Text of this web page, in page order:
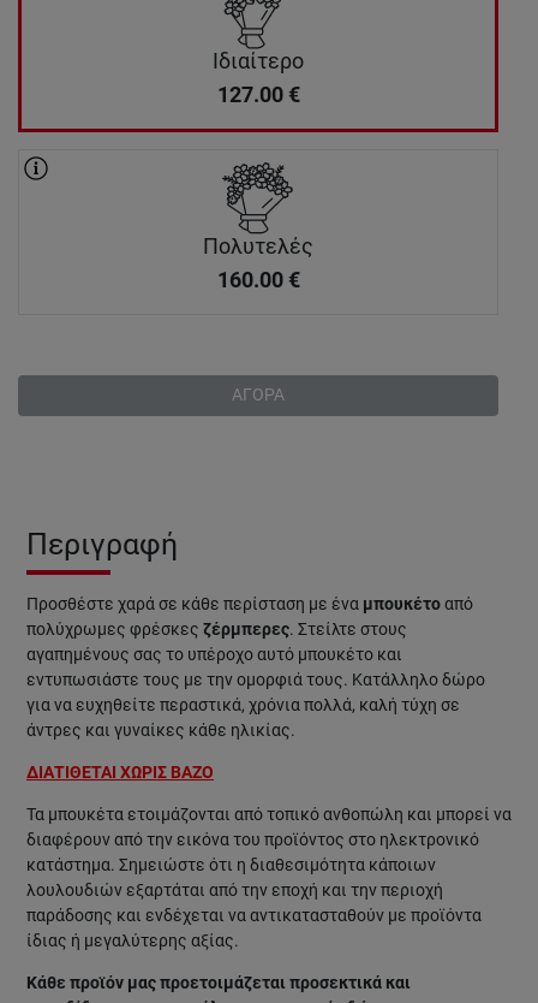
Ιδιαίτερο
127.00 €
Πολυτελές
160.00 €
ΑΓΟΡΑ
Περιγραφή
Προσθέστε χαρά σε κάθε περίσταση με ένα μπουκέτοαπό
πολύχρωμες φρέσκες ζέρμπερες. Στείλτε στους
αγαπημένους σας το υπέροχο αυτό μπουκέτο και
εντυπωσιάστε τους με την ομορφιά τους. Κατάλληλο δώρο
για να ευχηθείτε περαστικά, χρόνια πολλά, καλή τύχη σε
άντρες και γυναίκες κάθε ηλικίας.
ΔΙΑΤΙΘΕΤΑΙ ΧΩΡΙΣ ΒΑΖΟ
Τα μπουκέτα ετοιμάζονται από τοπικό ανθοπώλη και μπορεί να
διαφέρουν από την εικόνα του προϊόντος στο ηλεκτρονικό
κατάστημα. Σημειώστε ότι η διαθεσιμότητα κάποιων
λουλουδιών εξαρτάται από την εποχή και την περιοχή
παράδοσης και ενδέχεται να αντικατασταθούν με προϊόντα
ίδιας ή μεγαλύτερης αξίας.
Κάθε προϊόν μας προετοιμάζεται προσεκτικά και